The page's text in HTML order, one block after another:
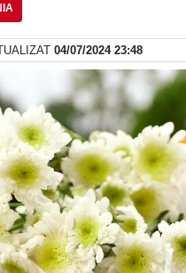
04/07/2024 23:48